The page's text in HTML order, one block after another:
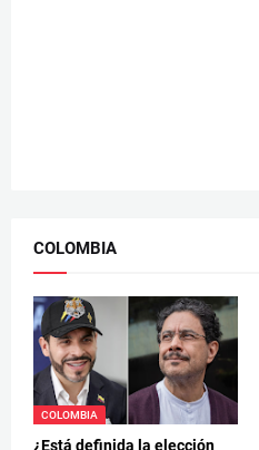
COLOMBIA
COLOMBIA
¿Está definida la elección